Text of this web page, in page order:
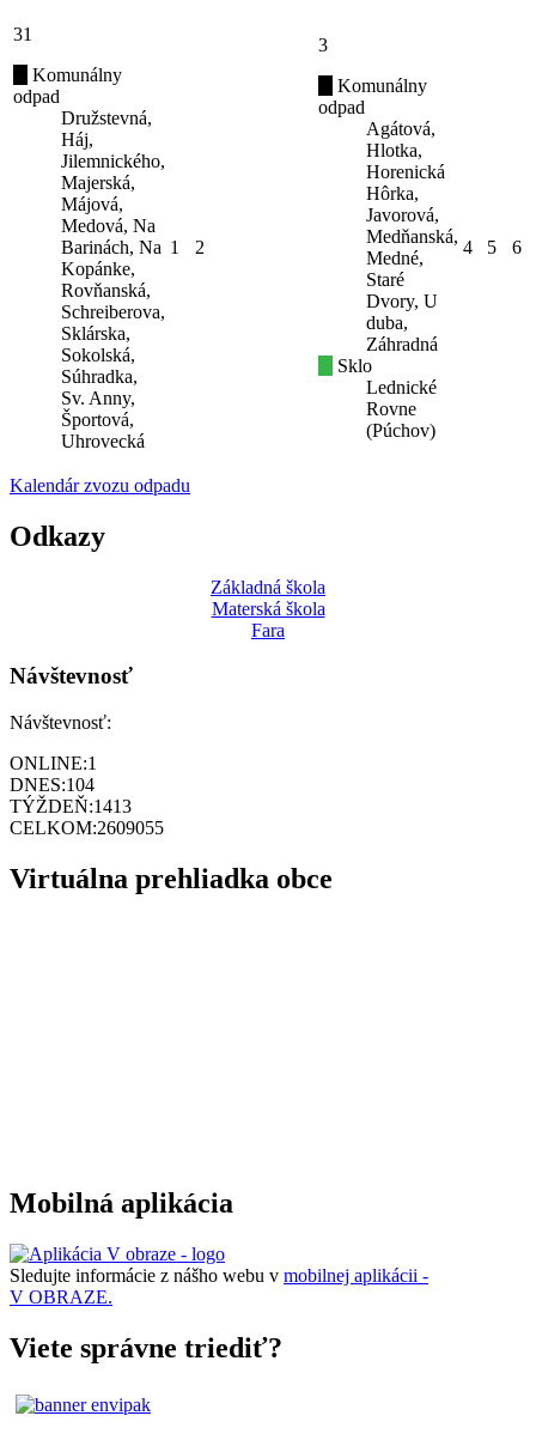
31
Komunálny
odpad
Družstevná,
Háj,
Jilemnického,
Majerská,
Májová,
Medová, Na
Barinách, Na
Kopánke,
Rovňanská,
Schreiberova,
Sklárska,
Sokolská,
Súhradka,
Sv. Anny,
Športová,
Uhrovecká
1 2
3
Komunálny
odpad
Agátová,
Hlotka,
Horenická
Hôrka,
Javorová,
Medňanská,
Medné,
Staré
Dvory, U
duba,
Záhradná
Sklo
Lednické
Rovne
(Púchov)
4 5 6
Kalendár zvozu odpadu
Odkazy
Základná škola
Materská škola
Fara
Návštevnosť
Návštevnosť:
ONLINE:1
DNES:104
TÝŽDEŇ:1413
CELKOM:2609055
Virtuálna prehliadka obce
Mobilná aplikácia
Sledujte informácie z nášho webu v mobilnej aplikácii -
V OBRAZE.
Viete správne triediť?